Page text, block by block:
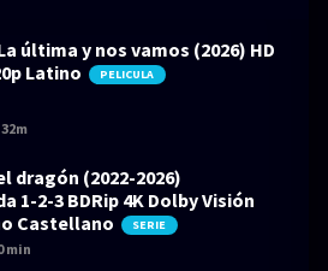
última y nos vamos (2026) HD
Latino
PELICULA
dragón (2022-2026)
1-2-3 BDRip 4K Dolby Visión
Castellano
SERIE
min